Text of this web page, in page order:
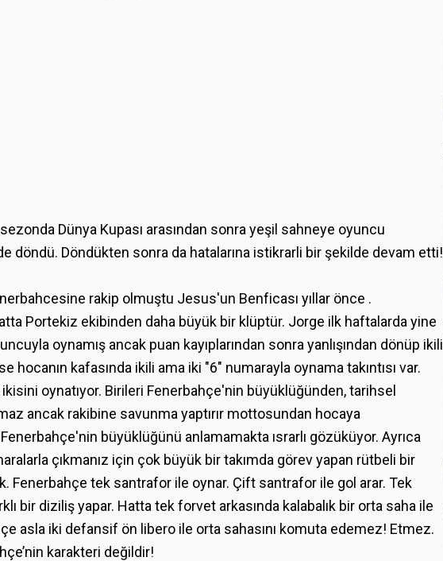
Dünya Kupası arasından sonra yeşil sahneye oyuncu
döndü. Döndükten sonra da hatalarına istikrarli bir şekilde devam etti!
rakip olmuştu Jesus'un Benficası yıllar önce .
Portekiz ekibinden daha büyük bir klüptür. Jorge ilk haftalarda yine
oynamış ancak puan kayıplarından sonra yanlışından dönüp ikili
hocanın kafasında ikili ama iki "6" numarayla oynama takıntısı var.
oynatıyor. Birileri Fenerbahçe'nin büyüklüğünden, tarihsel
ancak rakibine savunma yaptırır mottosundan hocaya
büyüklüğünü anlamamakta ısrarlı gözüküyor. Ayrıca
çıkmanız için çok büyük bir takımda görev yapan rütbeli bir
Fenerbahçe tek santrafor ile oynar. Çift santrafor ile gol arar. Tek
bir diziliş yapar. Hatta tek forvet arkasında kalabalık bir orta saha ile
asla iki defansif ön libero ile orta sahasını komuta edemez! Etmez.
karakteri değildir!